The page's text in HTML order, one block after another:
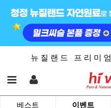
뉴 질 랜 드 프 리 미
베스트 이벤트